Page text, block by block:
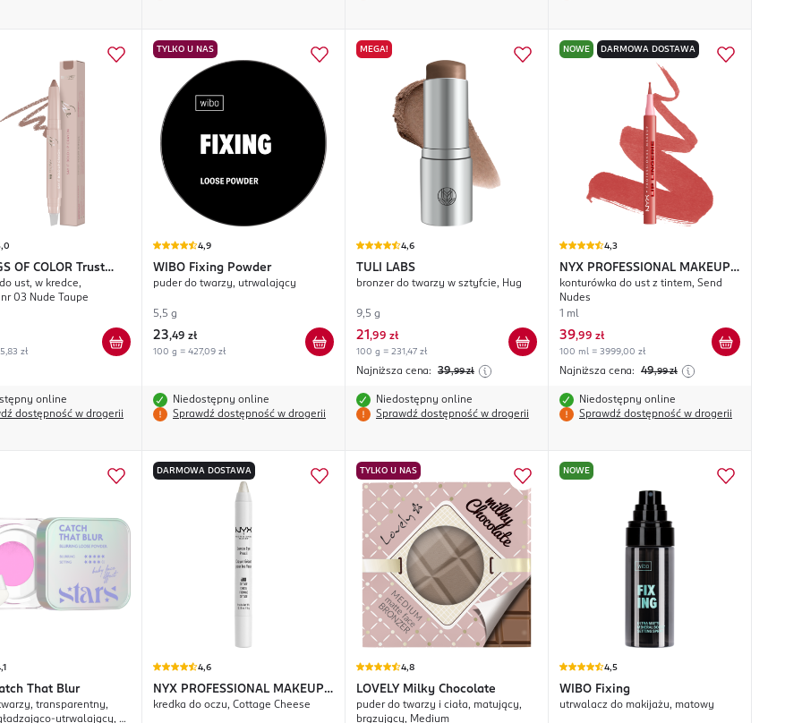
OF COLOR
Trust
Say It Bold
ust, w kredce,
03 Nude Taupe
zł
online
dostępność w drogerii
TYLKO U NAS
4,9
WIBO Fixing Powder
puder do twarzy, utrwalający
5,5 g
23,49 zł
100 g = 427,09 zł
Niedostępny online
Sprawdź dostępność w drogerii
MEGA!
4,6
TULI LABS
bronzer do twarzy w sztyfcie, Hug
9,5 g
21 ,99 zł
100 g = 231,47 zł
Najniższa cena: 39,99 zł
Niedostępny online
Sprawdź dostępność w drogerii
NOWE DARMOWA DOSTAWA
4,3
NYX PROFESSIONAL MAKEUP
Lip Lingerie
konturówka do ust z tintem, Send
Nudes
1 ml
39,99 zł
100 ml = 3999,00 zł
Najniższa cena: 49,99 zł
Niedostępny online
Sprawdź dostępność w drogerii
That Blur
transparentny,
utrwalający, nr
DARMOWA DOSTAWA
4,6
NYX PROFESSIONAL MAKEUP
Jumbo
kredka do oczu, Cottage Cheese
TYLKO U NAS
4,8
LOVELY Milky Chocolate
puder do twarzy i ciała, matujący,
brązujący, Medium
NOWE
4,5
WIBO Fixing
utrwalacz do makijażu, matowy